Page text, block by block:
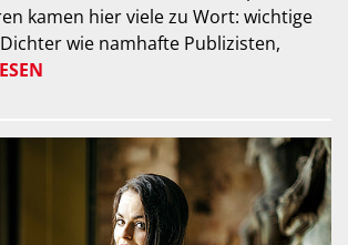
kamen hier viele zu Wort: wichtige
wie namhafte Publizisten,